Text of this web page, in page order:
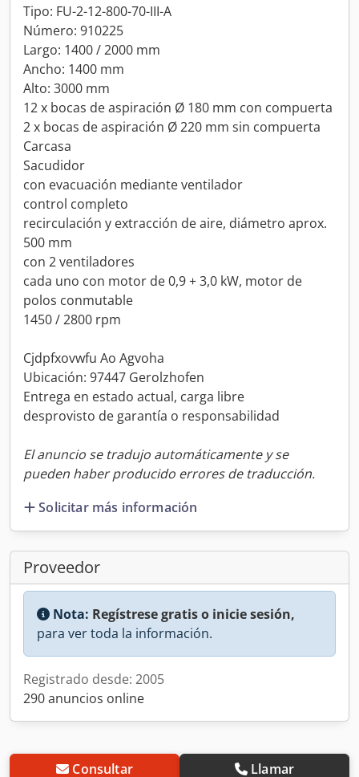
Tipo: FU-2-12-800-70-III-A
Número: 910225
Largo: 1400 / 2000 mm
Ancho: 1400 mm
Alto: 3000 mm
12 x bocas de aspiración Ø 180 mm con compuerta
2 x bocas de aspiración Ø 220 mm sin compuerta
Carcasa
Sacudidor
con evacuación mediante ventilador
control completo
recirculación y extracción de aire, diámetro aprox.
500 mm
con 2 ventiladores
cada uno con motor de 0,9 + 3,0 kW, motor de
polos conmutable
1450 / 2800 rpm
Cjdpfxovwfu Ao Agvoha
Ubicación: 97447 Gerolzhofen
Entrega en estado actual, carga libre
desprovisto de garantía o responsabilidad
El anuncio se tradujo automáticamente y se
pueden haber producido errores de traducción.
Solicitar más información
Proveedor
Nota: Regístrese gratis o inicie sesión,
para ver toda la información.
Registrado desde: 2005
290 anuncios online
Consultar Llamar